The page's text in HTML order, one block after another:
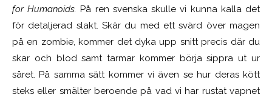
for Humanoids.På ren svenska skulle vi kunna kalla det
för detaljerad slakt. Skär du med ett svärd över magen
på en zombie, kommer det dyka upp snitt precis där du
skar och blod samt tarmar kommer börja sippra ut ur
såret. På samma sätt kommer vi även se hur deras kött
steks eller smälter beroende på vad vi har rustat vapnet